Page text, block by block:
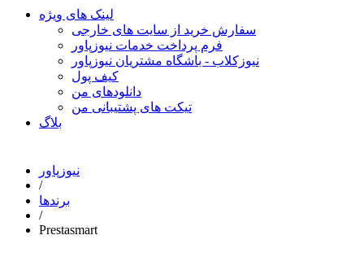
لینک های ویژه
سفارش خرید از سایت های خارجی
فرم پرداخت خدمات نیوزپاور
نیوزکلاب - باشگاه مشتریان نیوزپاور
کیف پول
دانلودهای من
تیکت های پشتیبانی من
بلاگ
نیوزپاور
/
برندها
/
Prestasmart